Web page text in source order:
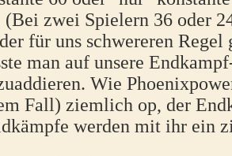
(Bei zwei Spielern 36 oder
für uns schwereren Regel
man auf unsere
Wie
Fall) ziemlich op, der
werden mit ihr ein